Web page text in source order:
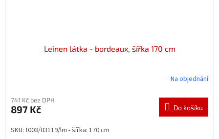
Leinen látka - bordeaux, šířka 170 cm
Na objednání
741 Kč bez DPH
897 Kč Do košíku
SKU: t003/03119/lm - šířka: 170 cm